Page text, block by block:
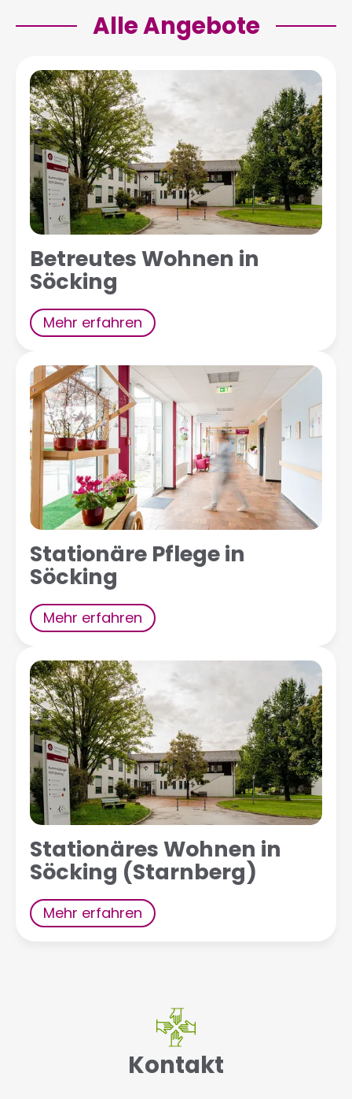
Alle Angebote
Betreutes Wohnen in
Söcking
Mehr erfahren
Stationäre Pflege in
Söcking
Mehr erfahren
Stationäres Wohnen in
Söcking (Starnberg)
Mehr erfahren
Kontakt